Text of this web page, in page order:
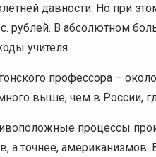
давности. Но при
рублей. В абсолютном
учителя.
профессора –
выше, чем в России,
процессы
а точнее, американизмов.